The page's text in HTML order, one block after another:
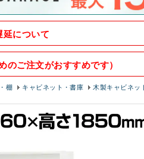
延について
のご注文がおすすめです）
棚 キャビネット・書庫 木製キャビネッ